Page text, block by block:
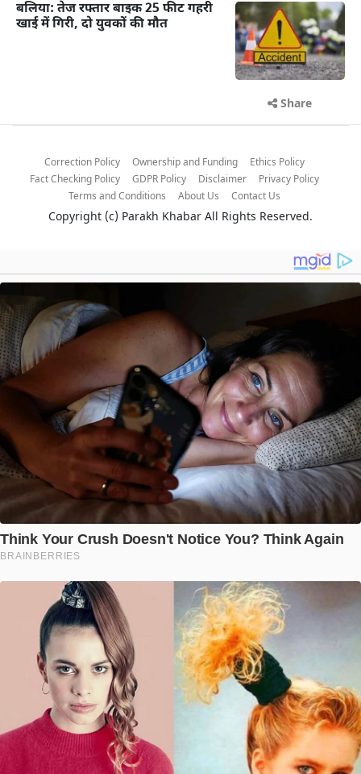
बलिया: तेज रफ्तार बाइक 25 फीट गहरी
खाई में गिरी, दो युवकों की मौत
Share
Correction Policy Ownership and Funding
Ethics Policy
Fact Checking Policy
GDPR Policy Disclaimer
Privacy Policy
Terms and Conditions
About Us Contact Us
Copyright (c) Parakh Khabar All Rights Reserved.